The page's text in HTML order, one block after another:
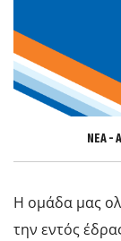
ΝΈΑ -
Η ομάδα μας
την εντός